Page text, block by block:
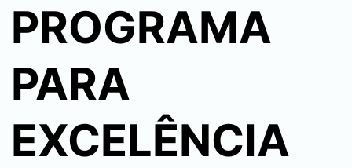
PROGRAMA
PARA
EXCELÊNCIA